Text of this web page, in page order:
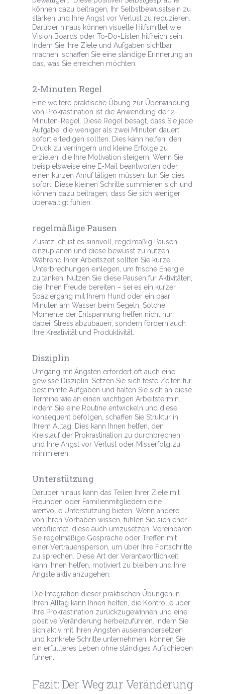
können dazu beitragen, Ihr Selbstbewusstsein zu
stärken und Ihre Angst vor Verlust zu reduzieren.
Darüber hinaus können visuelle Hilfsmittel wie
Vision Boards oder To-Do-Listen hilfreich sein.
Indem Sie Ihre Ziele und Aufgaben sichtbar
machen, schaffen Sie eine ständige Erinnerung an
das, was Sie erreichen möchten.
2-Minuten Regel
Eine weitere praktische Übung zur Überwindung
von Prokrastination ist die Anwendung der 2-
Minuten-Regel. Diese Regel besagt, dass Sie jede
Aufgabe, die weniger als zwei Minuten dauert,
sofort erledigen sollten. Dies kann helfen, den
Druck zu verringern und kleine Erfolge zu
erzielen, die Ihre Motivation steigern. Wenn Sie
beispielsweise eine E-Mail beantworten oder
einen kurzen Anruf tätigen müssen, tun Sie dies
sofort. Diese kleinen Schritte summieren sich und
können dazu beitragen, dass Sie sich weniger
überwältigt fühlen.
regelmäßige Pausen
Zusätzlich ist es sinnvoll, regelmäßig Pausen
einzuplanen und diese bewusst zu nutzen.
Während Ihrer Arbeitszeit sollten Sie kurze
Unterbrechungen einlegen, um frische Energie
zu tanken. Nutzen Sie diese Pausen für Aktivitäten,
die Ihnen Freude bereiten – sei es ein kurzer
Spaziergang mit Ihrem Hund oder ein paar
Minuten am Wasser beim Segeln. Solche
Momente der Entspannung helfen nicht nur
dabei, Stress abzubauen, sondern fördern auch
Ihre Kreativität und Produktivität.
Disziplin
Umgang mit Ängsten erfordert oft auch eine
gewisse Disziplin. Setzen Sie sich feste Zeiten für
bestimmte Aufgaben und halten Sie sich an diese
Termine wie an einen wichtigen Arbeitstermin.
Indem Sie eine Routine entwickeln und diese
konsequent befolgen, schaffen Sie Struktur in
Ihrem Alltag. Dies kann Ihnen helfen, den
Kreislauf der Prokrastination zu durchbrechen
und Ihre Angst vor Verlust oder Misserfolg zu
minimieren.
Unterstützung
Darüber hinaus kann das Teilen Ihrer Ziele mit
Freunden oder Familienmitgliedern eine
wertvolle Unterstützung bieten. Wenn andere
von Ihren Vorhaben wissen, fühlen Sie sich eher
verpflichtet, diese auch umzusetzen. Vereinbaren
Sie regelmäßige Gespräche oder Treffen mit
einer Vertrauensperson, um über Ihre Fortschritte
zu sprechen. Diese Art der Verantwortlichkeit
kann Ihnen helfen, motiviert zu bleiben und Ihre
Ängste aktiv anzugehen.
Die Integration dieser praktischen Übungen in
Ihren Alltag kann Ihnen helfen, die Kontrolle über
Ihre Prokrastination zurückzugewinnen und eine
positive Veränderung herbeizuführen. Indem Sie
sich aktiv mit Ihren Ängsten auseinandersetzen
und konkrete Schritte unternehmen, können Sie
ein erfüllteres Leben ohne ständiges Aufschieben
führen.
Fazit: Der Weg zur Veränderung